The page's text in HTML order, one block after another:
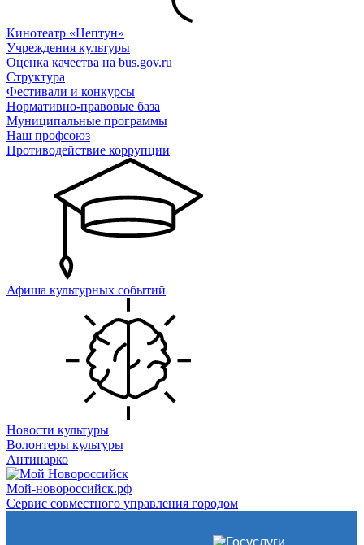
Кинотеатр «Нептун»
Учреждения культуры
Оценка качества на bus.gov.ru
Структура
Фестивали и конкурсы
Нормативно-правовые база
Муниципальные программы
Наш профсоюз
Противодействие коррупции
Афиша культурных событий
Новости культуры
Волонтеры культуры
Антинарко
Мой-новороссийск.рф
Сервис совместного управления городом